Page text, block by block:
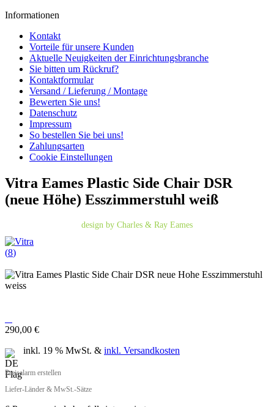
Informationen
Kontakt
Vorteile für unsere Kunden
Aktuelle Neuigkeiten der Einrichtungsbranche
Sie bitten um Rückruf?
Kontaktformular
Versand / Lieferung / Montage
Bewerten Sie uns!
Datenschutz
Impressum
So bestellen Sie bei uns!
Zahlungsarten
Cookie Einstellungen
Vitra Eames Plastic Side Chair DSR
(neue Höhe) Esszimmerstuhl weiß
design by Charles & Ray Eames
(8)
290,00 €
inkl. 19 % MwSt. & inkl. Versandkosten
Preisalarm erstellen
Liefer-Länder & MwSt.-Sätze